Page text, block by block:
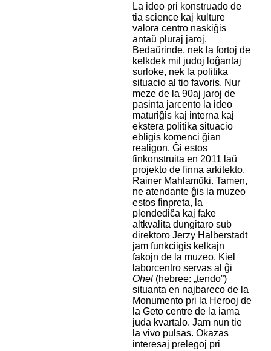
La ideo pri konstruado de
tia science kaj kulture
valora centro naskiĝis
antaŭ pluraj jaroj.
Bedaŭrinde, nek la fortoj de
kelkdek mil judoj loĝantaj
surloke, nek la politika
situacio al tio favoris. Nur
meze de la 90aj jaroj de
pasinta jarcento la ideo
maturiĝis kaj interna kaj
ekstera politika situacio
ebligis komenci ĝian
realigon. Ĝi estos
finkonstruita en 2011 laŭ
projekto de finna arkitekto,
Rainer Mahlamüki. Tamen,
ne atendante ĝis la muzeo
estos finpreta, la
plendediĉa kaj fake
altkvalita dungitaro sub
direktoro Jerzy Halberstadt
jam funkciigis kelkajn
fakojn de la muzeo. Kiel
laborcentro servas al ĝi
Ohel(hebree: „tendo”)
situanta en najbareco de la
Monumento pri la Herooj de
la Geto centre de la iama
juda kvartalo. Jam nun tie
la vivo pulsas. Okazas
interesaj prelegoj pri